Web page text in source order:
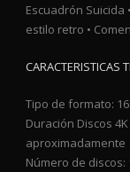
Escuadrón Suicida
estilo retro •
CARACTERISTICAS
Tipo de formato:
Duración Discos
aproximadamente
Número de discos: